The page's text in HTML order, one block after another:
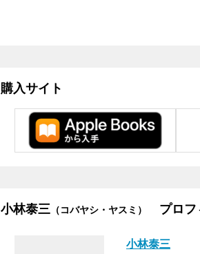
購入サイト
小林泰三 （コバヤシ・ヤスミ） プロフ
小林泰三